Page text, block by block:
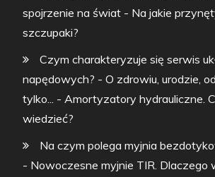
spojrzenie na świat - Na jakie
szczupaki?
Czym charakteryzuje się serwis
napędowych? - O zdrowiu, urodzie,
tylko... -Amortyzatory hydrauliczne.
wiedzieć?
Na czym polega myjnia
- Nowoczesne myjnie TIR. Dlaczego